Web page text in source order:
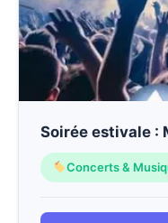
Soirée estivale :
Concerts &